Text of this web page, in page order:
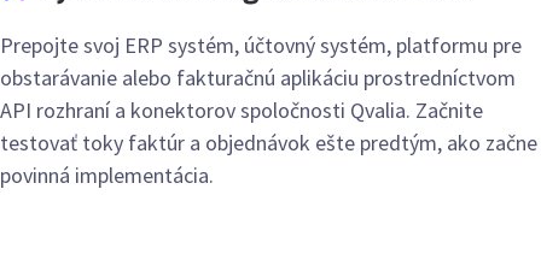
Prepojte svoj ERP systém, účtovný systém, platformu pre
obstarávanie alebo fakturačnú aplikáciu prostredníctvom
API rozhraní a konektorov spoločnosti Qvalia. Začnite
testovať toky faktúr a objednávok ešte predtým, ako začne
povinná implementácia.